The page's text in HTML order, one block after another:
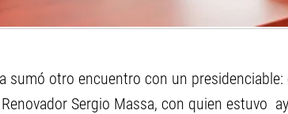
sumó otro encuentro con un
Sergio Massa, con quien estuvo